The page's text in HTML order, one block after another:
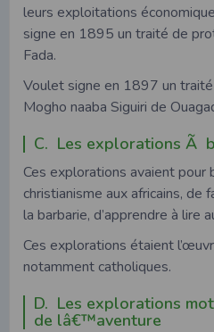
leurs exploitations
signe en 1895 un traité de
Fada.
Voulet signe en 1897 un
Mogho naaba Siguiri de
C. Les explorations Ã
Ces explorations avaient pour
christianisme aux africains, de
la barbarie, d’apprendre à lire
Ces explorations étaient
notamment catholiques.
D. Les explorations
de lâ€™aventure